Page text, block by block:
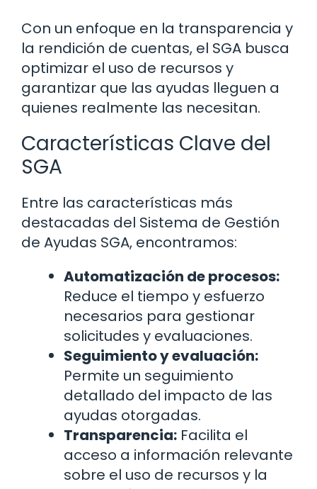
Con un enfoque en la transparencia y
la rendición de cuentas, el SGA busca
optimizar el uso de recursos y
garantizar que las ayudas lleguen a
quienes realmente las necesitan.
Características Clave del
SGA
Entre las características más
destacadas del Sistema de Gestión
de Ayudas SGA, encontramos:
Automatización de procesos:
Reduce el tiempo y esfuerzo
necesarios para gestionar
solicitudes y evaluaciones.
Seguimiento y evaluación:
Permite un seguimiento
detallado del impacto de las
ayudas otorgadas.
Transparencia: Facilita el
acceso a información relevante
sobre el uso de recursos y la